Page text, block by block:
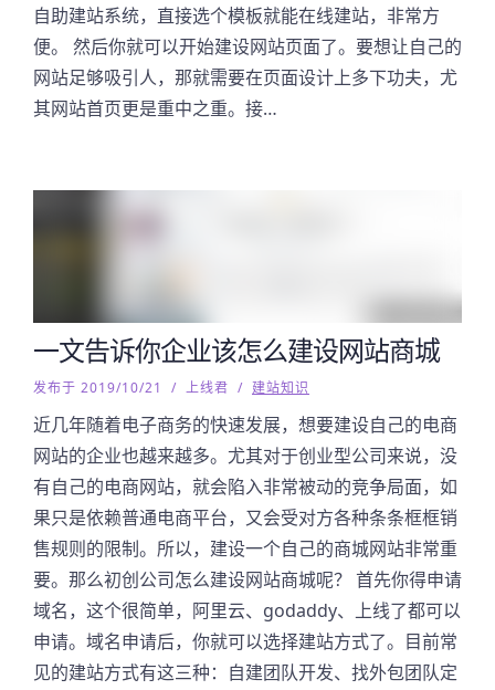
自助建站系统，直接选个模板就能在线建站，非常方
便。 然后你就可以开始建设网站页面了。要想让自己的
网站足够吸引人，那就需要在页面设计上多下功夫，尤
其网站首页更是重中之重。接…
一文告诉你企业该怎么建设网站商城
发布于 2019/10/21 / 上线君 / 建站知识
近几年随着电子商务的快速发展，想要建设自己的电商
网站的企业也越来越多。尤其对于创业型公司来说，没
有自己的电商网站，就会陷入非常被动的竞争局面，如
果只是依赖普通电商平台，又会受对方各种条条框框销
售规则的限制。所以，建设一个自己的商城网站非常重
要。那么初创公司怎么建设网站商城呢？ 首先你得申请
域名，这个很简单，阿里云、godaddy、上线了都可以
申请。域名申请后，你就可以选择建站方式了。目前常
见的建站方式有这三种：自建团队开发、找外包团队定